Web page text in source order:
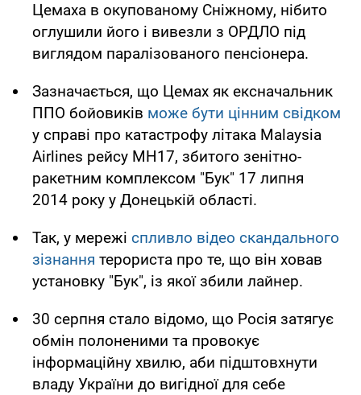
Цемаха в окупованому Сніжному, нібито
оглушили його і вивезли з ОРДЛО під
виглядом паралізованого пенсіонера.
Зазначається, що Цемах як ексначальник
ППО бойовиків може бути цінним свідком
у справі про катастрофу літака Malaysia
Airlines рейсу МН17, збитого зенітно-
ракетним комплексом "Бук" 17 липня
2014 року у Донецькій області.
Так, у мережі спливло відео скандального
зізнання терориста про те, що він ховав
установку "Бук", із якої збили лайнер.
30 серпня стало відомо, що Росія затягує
обмін полоненими та провокує
інформаційну хвилю, аби підштовхнути
владу України до вигідної для себе